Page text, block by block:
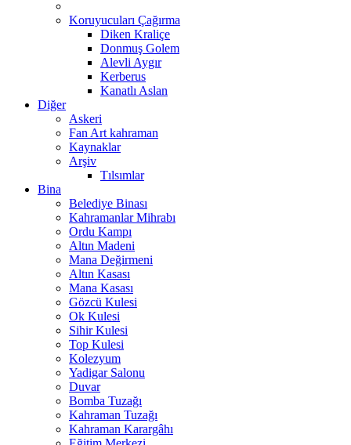
Koruyucuları Çağırma
Diken Kraliçe
Donmuş Golem
Alevli Aygır
Kerberus
Kanatlı Aslan
Diğer
Askeri
Fan Art kahraman
Kaynaklar
Arşiv
Tılsımlar
Bina
Belediye Binası
Kahramanlar Mihrabı
Ordu Kampı
Altın Madeni
Mana Değirmeni
Altın Kasası
Mana Kasası
Gözcü Kulesi
Ok Kulesi
Sihir Kulesi
Top Kulesi
Kolezyum
Yadigar Salonu
Duvar
Bomba Tuzağı
Kahraman Tuzağı
Kahraman Karargâhı